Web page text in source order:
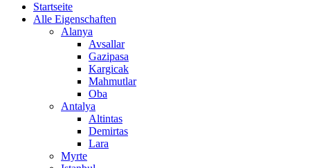
Startseite
Alle Eigenschaften
Alanya
Avsallar
Gazipasa
Kargicak
Mahmutlar
Oba
Antalya
Altintas
Demirtas
Lara
Myrte